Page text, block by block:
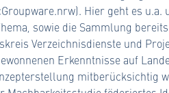
Hier geht es
sowie die Sammlung
Verzeichnisdienste und
Erkenntnisse auf
mitberücksichtig